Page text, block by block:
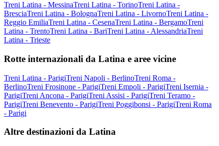
Treni Latina - MessinaTreni Latina - TorinoTreni Latina -
BresciaTreni Latina - BolognaTreni Latina - LivornoTreni Latina -
Reggio EmiliaTreni Latina - CesenaTreni Latina - BergamoTreni
Latina - TrentoTreni Latina - BariTreni Latina - AlessandriaTreni
Latina - Trieste
Rotte internazionali da Latina e aree vicine
Treni Latina - ParigiTreni Napoli - BerlinoTreni Roma -
BerlinoTreni Frosinone - ParigiTreni Empoli - ParigiTreni Isernia -
ParigiTreni Ancona - ParigiTreni Assisi - ParigiTreni Teramo -
ParigiTreni Benevento - ParigiTreni Poggibonsi - ParigiTreni Roma
- Parigi
Altre destinazioni da Latina